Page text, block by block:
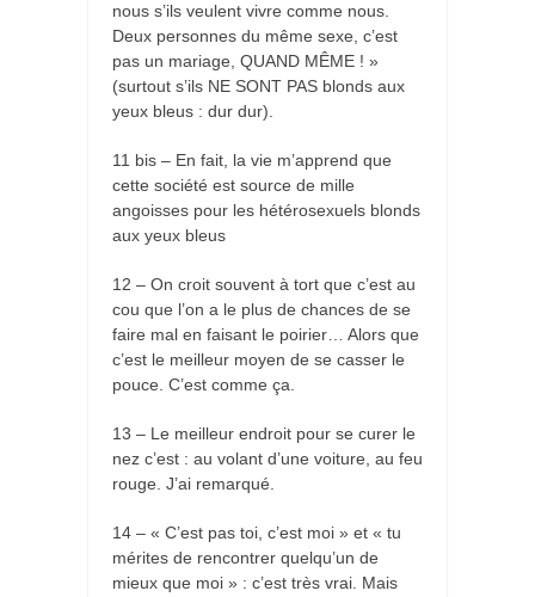
nous s’ils veulent vivre comme nous.
Deux personnes du même sexe, c’est
pas un mariage, QUAND MÊME ! »
(surtout s’ils NE SONT PAS blonds aux
yeux bleus : dur dur).
11 bis – En fait, la vie m’apprend que
cette société est source de mille
angoisses pour les hétérosexuels blonds
aux yeux bleus
12 – On croit souvent à tort que c’est au
cou que l’on a le plus de chances de se
faire mal en faisant le poirier… Alors que
c’est le meilleur moyen de se casser le
pouce. C’est comme ça.
13 – Le meilleur endroit pour se curer le
nez c’est : au volant d’une voiture, au feu
rouge. J’ai remarqué.
14 – « C’est pas toi, c’est moi » et « tu
mérites de rencontrer quelqu’un de
mieux que moi » : c’est très vrai. Mais